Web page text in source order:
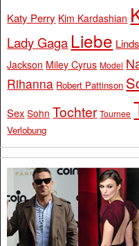
Katy Perry Kim Kardashian
Lady Gaga Liebe
Jackson Miley Cyrus Model
Rihanna Robert Pattinson
Sex Sohn Tochter Tournee
Verlobung